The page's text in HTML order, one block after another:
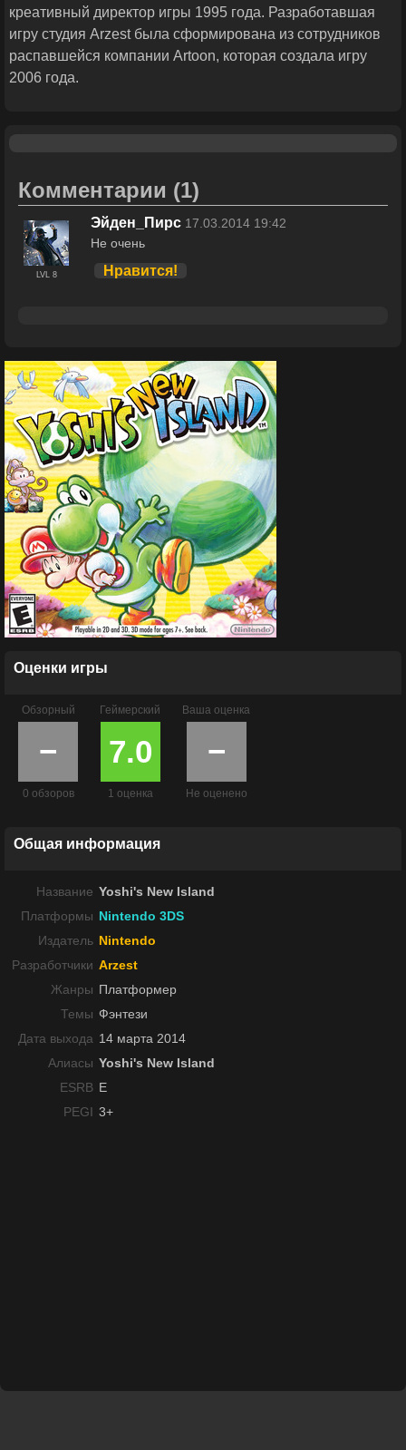
креативный директор игры 1995 года. Разработавшая
игру студия Arzest была сформирована из сотрудников
распавшейся компании Artoon, которая создала игру
2006 года.
Комментарии (1)
LVL 8
Эйден_Пирс 17.03.2014 19:42
Не очень
Нравится!
Оценки игры
Обзорный
−
0 обзоров
Геймерский
7.0
1 оценка
Ваша оценка
−
Не оценено
Общая информация
Название Yoshi's New Island
Платформы Nintendo 3DS
Издатель Nintendo
Разработчики Arzest
Жанры Платформер
Темы Фэнтези
Дата выхода 14 марта 2014
Алиасы Yoshi's New Island
ESRB E
PEGI 3+